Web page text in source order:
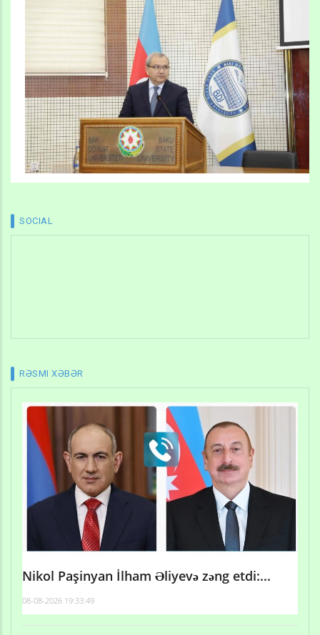
SOCIAL
RƏSMI XƏBƏR
Nikol Paşinyan İlham Əliyevə zəng etdi:...
08-08-2026 19:33:49